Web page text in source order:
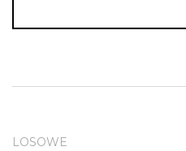
LOSOWE